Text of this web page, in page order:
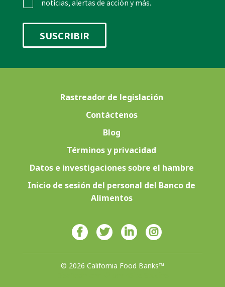
noticias, alertas de acción y más.
Rastreador de legislación
Contáctenos
Blog
Términos y privacidad
Datos e investigaciones sobre el hambre
Inicio de sesión del personal del Banco de
Alimentos
© 2026 California Food Banks™